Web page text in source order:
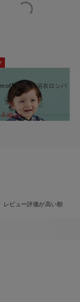
】帯付き 浴衣ロンパ
(税込)
レビュー評価が高い順